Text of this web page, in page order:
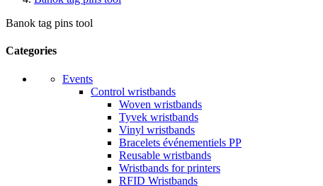
Banok tag pins tool
Categories
Events
Control wristbands
Woven wristbands
Tyvek wristbands
Vinyl wristbands
Bracelets événementiels PP
Reusable wristbands
Wristbands for printers
RFID Wristbands